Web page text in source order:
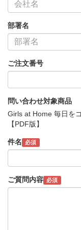
部署名
ご注文番号
問い合わせ対象商品
Girls at Home 毎日を
【PDF版】
件名 必須
ご質問内容 必須